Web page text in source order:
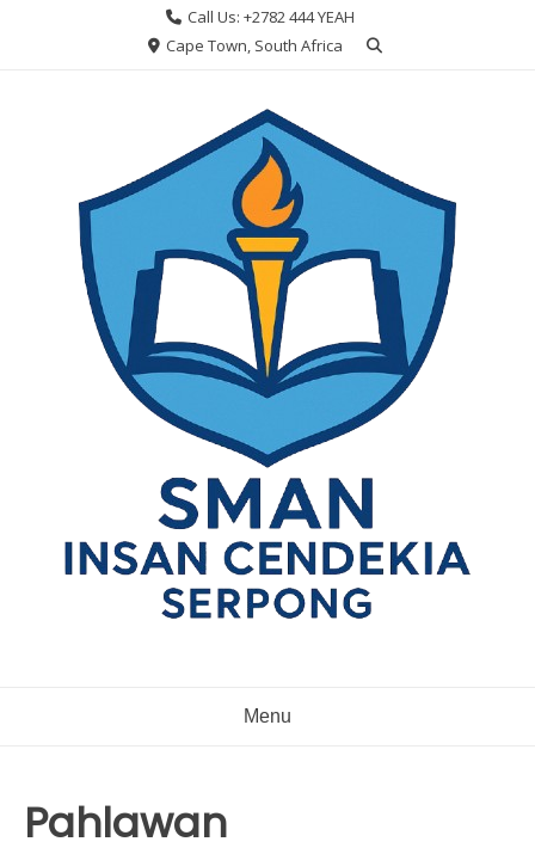
Call Us: +2782 444 YEAH
Cape Town, South Africa
Menu
Pahlawan